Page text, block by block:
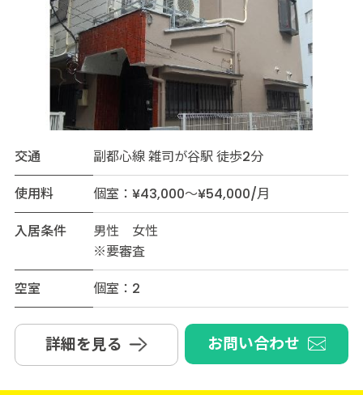
交通
副都心線 雑司が谷駅 徒歩2分
使用料
個室：¥43,000～¥54,000/月
入居条件
男性 女性
※要審査
空室
個室：2
詳細を見る お問い合わせ